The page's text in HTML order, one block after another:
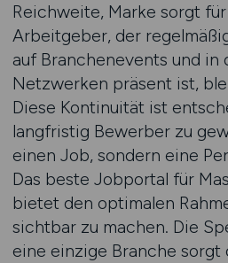
Reichweite, Marke sorgt
Arbeitgeber, der
auf Branchenevents und in
Netzwerken präsent ist,
Diese Kontinuität ist
langfristig Bewerber zu
einen Job, sondern eine
Das beste Jobportal für
bietet den optimalen
sichtbar zu machen. Die
eine einzige Branche sorgt